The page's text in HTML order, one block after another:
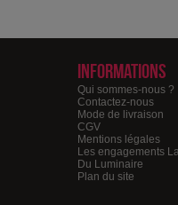
Informations
Qui sommes-nous ?
Contactez-nous
Mode de livraison
CGV
Mentions légales
Les engagements
Du Luminaire
Plan du site